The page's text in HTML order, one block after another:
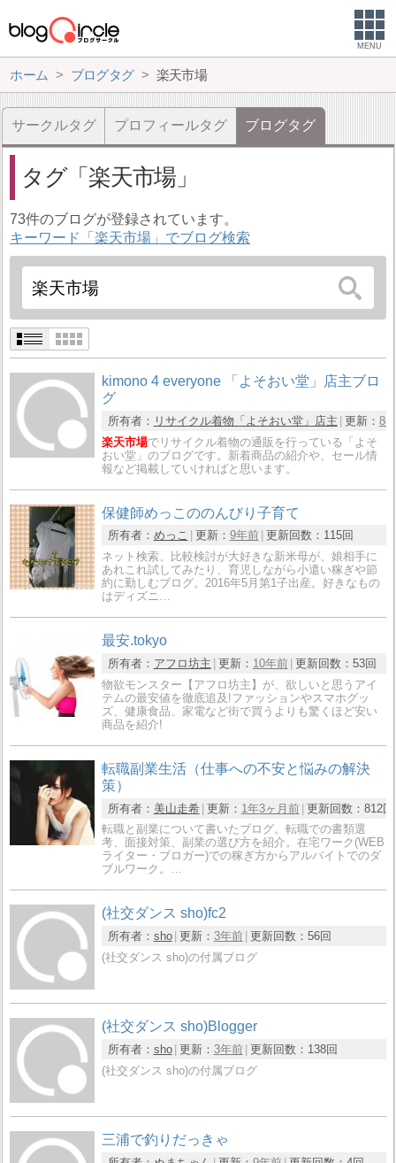
MENU
ホーム ブログタグ 楽天市場
サークルタグ プロフィールタグ ブログタグ
タグ 楽天市場
73件のブログが登録されています。
キーワード「楽天市場」でブログ検索
kimono 4 everyone 「よそおい堂」店主ブロ
グ
所有者： リサイクル着物「よそおい堂」店主 更新： 8
楽天市場でリサイクル着物の通販を行っている「よそ
おい堂」のブログです。新着商品の紹介や、セール情
報など掲載していければと思います。
保健師めっこののんびり子育て
所有者： めっこ 更新： 9年前 更新回数： 115回
ネット検索、比較検討が大好きな新米母が、娘相手に
あれこれ試してみたり、育児しながら小遣い稼ぎや節
約に勤しむブログ。2016年5月第1子出産。好きなもの
はディズニ…
最安.tokyo
所有者： アフロ坊主 更新： 10年前 更新回数： 53回
物欲モンスター【アフロ坊主】が、欲しいと思うアイ
テムの最安値を徹底追及!ファッションやスマホグッ
ズ、健康食品、家電など街で買うよりも驚くほど安い
商品を紹介!
転職副業生活（仕事への不安と悩みの解決
策）
所有者： 美山走希 更新： 1年3ヶ月前 更新回数： 812回
転職と副業について書いたブログ。転職での書類選
考、面接対策、副業の選び方を紹介。在宅ワーク(WEB
ライター・ブロガー)での稼ぎ方からアルバイトでのダ
ブルワーク。…
(社交ダンス sho)fc2
所有者： sho 更新： 3年前 更新回数： 56回
(社交ダンス sho)の付属ブログ
(社交ダンス sho)Blogger
所有者： sho 更新： 3年前 更新回数： 138回
(社交ダンス sho)の付属ブログ
三浦で釣りだっきゃ